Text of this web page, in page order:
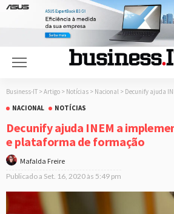
Business-IT > Artigo > Notícias > Nacional > Decunify ajuda INEM a
NACIONAL
NOTÍCIAS
Decunify ajuda INEM a
e plataforma de formação
Mafalda Freire
Publicado a Set. 16, 2020 às 5:49 pm